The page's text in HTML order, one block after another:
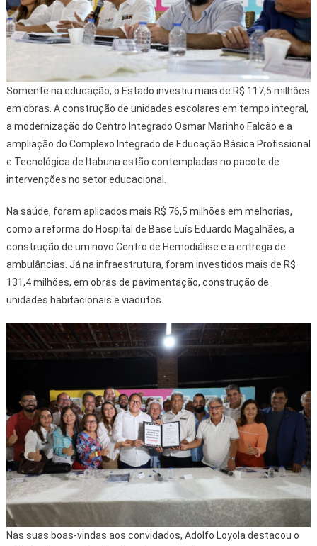
Somente na educação, o Estado investiu mais de R$ 117,5 milhões
em obras. A construção de unidades escolares em tempo integral,
a modernização do Centro Integrado Osmar Marinho Falcão e a
ampliação do Complexo Integrado de Educação Básica Profissional
e Tecnológica de Itabuna estão contempladas no pacote de
intervenções no setor educacional.
Na saúde, foram aplicados mais R$ 76,5 milhões em melhorias,
como a reforma do Hospital de Base Luís Eduardo Magalhães, a
construção de um novo Centro de Hemodiálise e a entrega de
ambulâncias. Já na infraestrutura, foram investidos mais de R$
131,4 milhões, em obras de pavimentação, construção de
unidades habitacionais e viadutos.
Nas suas boas-vindas aos convidados, Adolfo Loyola destacou o